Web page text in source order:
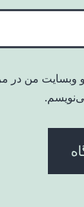
و وبسایت من در